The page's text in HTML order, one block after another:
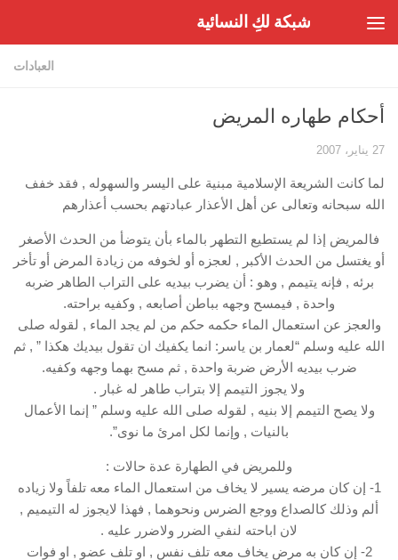
شبكة لكِ النسائية
العبادات
أحكام طهاره المريض
27 يناير، 2007
لما كانت الشريعة الإسلامية مبنية على اليسر والسهوله , فقد خفف
الله سبحانه وتعالى عن أهل الأعذار عبادتهم بحسب أعذارهم
فالمريض إذا لم يستطيع التطهر بالماء بأن يتوضأ من الحدث الأصغر
أو يغتسل من الحدث الأكبر , لعجزه أو لخوفه من زيادة المرض أو تأخر
برئه , فإنه يتيمم , وهو : أن يضرب بيديه على التراب الطاهر ضربه
واحدة , فيمسح وجهه بباطن أصابعه , وكفيه براحته.
والعجز عن استعمال الماء حكمه حكم من لم يجد الماء , لقوله صلى
الله عليه وسلم “لعمار بن ياسر: انما يكفيك ان تقول بيديك هكذا ” , ثم
ضرب بيديه الأرض ضربة واحدة , ثم مسح بهما وجهه وكفيه.
ولا يجوز التيمم إلا بتراب طاهر له غبار .
ولا يصح التيمم إلا بنيه , لقوله صلى الله عليه وسلم ” إنما الأعمال
بالنيات , وإنما لكل امرئ ما نوى”.
وللمريض في الطهارة عدة حالات :
1- إن كان مرضه يسير لا يخاف من استعمال الماء معه تلفاً ولا زياده
ألم وذلك كالصداع ووجع الضرس ونحوهما , فهذا لايجوز له التيميم ,
لان اباحته لنفي الضرر ولاضرر عليه .
2- إن كان به مرض يخاف معه تلف نفس , او تلف عضو , او فوات